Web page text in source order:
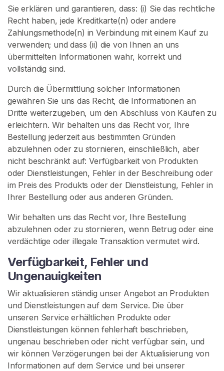
Sie erklären und garantieren, dass: (i) Sie das rechtliche
Recht haben, jede Kreditkarte(n) oder andere
Zahlungsmethode(n) in Verbindung mit einem Kauf zu
verwenden; und dass (ii) die von Ihnen an uns
übermittelten Informationen wahr, korrekt und
vollständig sind.
Durch die Übermittlung solcher Informationen
gewähren Sie uns das Recht, die Informationen an
Dritte weiterzugeben, um den Abschluss von Käufen zu
erleichtern. Wir behalten uns das Recht vor, Ihre
Bestellung jederzeit aus bestimmten Gründen
abzulehnen oder zu stornieren, einschließlich, aber
nicht beschränkt auf: Verfügbarkeit von Produkten
oder Dienstleistungen, Fehler in der Beschreibung oder
im Preis des Produkts oder der Dienstleistung, Fehler in
Ihrer Bestellung oder aus anderen Gründen.
Wir behalten uns das Recht vor, Ihre Bestellung
abzulehnen oder zu stornieren, wenn Betrug oder eine
verdächtige oder illegale Transaktion vermutet wird.
Verfügbarkeit, Fehler und
Ungenauigkeiten
Wir aktualisieren ständig unser Angebot an Produkten
und Dienstleistungen auf dem Service. Die über
unseren Service erhältlichen Produkte oder
Dienstleistungen können fehlerhaft beschrieben,
ungenau beschrieben oder nicht verfügbar sein, und
wir können Verzögerungen bei der Aktualisierung von
Informationen auf dem Service und bei unserer
t
s
e
i
t
e
S
u
c
h
e
n
S
i
e
n
a
c
h
e
r
ä
u
f
e
r
n